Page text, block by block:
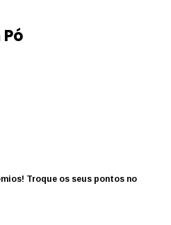
Troque os seus pontos no